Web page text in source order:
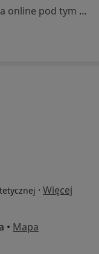
Specjalista nie oferuje umawiania online pod tym adresem.
· Więcej
• Mapa